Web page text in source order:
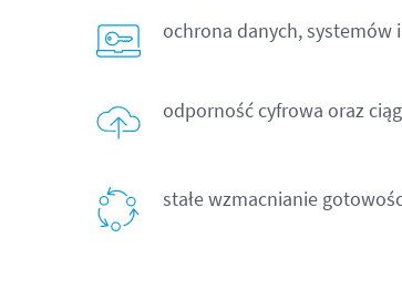
ochrona danych, systemów
odporność cyfrowa oraz
stałe wzmacnianie